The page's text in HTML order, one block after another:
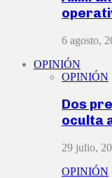
6 agosto,
OPINIÓN
OPINIÓN
Dos
oculta
29 julio,
OPINIÓN